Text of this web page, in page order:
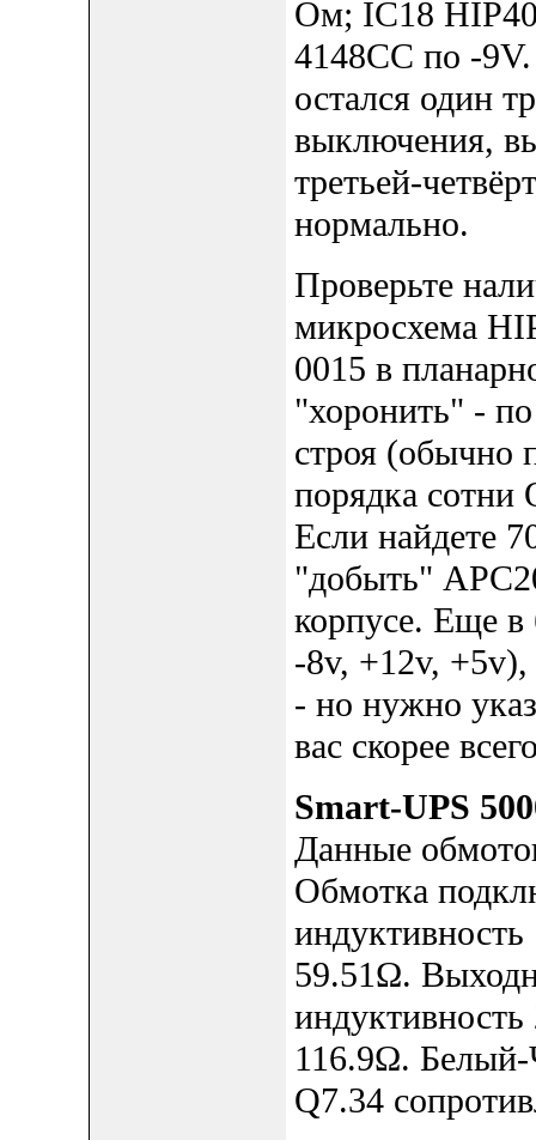
Ом; IC18
4148CC по -
остался один
выключения,
третьей-
нормально.
Проверьте
микросхема
0015 в
"хоронить" -
строя (обычно
порядка
Если найдете
"добыть"
корпусе. Еще в
-8v, +12v, +5v),
- но нужно
вас скорее
Smart-UPS
Данные
Обмотка
59.51Ω.
116.9Ω. Белый-
Q7.34